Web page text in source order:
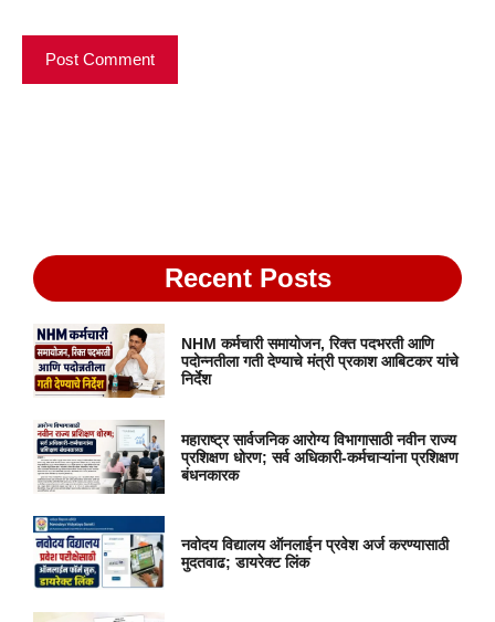
Recent Posts
NHM कर्मचारी समायोजन, रिक्त पदभरती आणि
पदोन्नतीला गती देण्याचे मंत्री प्रकाश आबिटकर यांचे
निर्देश
महाराष्ट्र सार्वजनिक आरोग्य विभागासाठी नवीन राज्य
प्रशिक्षण धोरण; सर्व अधिकारी-कर्मचाऱ्यांना प्रशिक्षण
बंधनकारक
नवोदय विद्यालय ऑनलाईन प्रवेश अर्ज करण्यासाठी
मुदतवाढ; डायरेक्ट लिंक